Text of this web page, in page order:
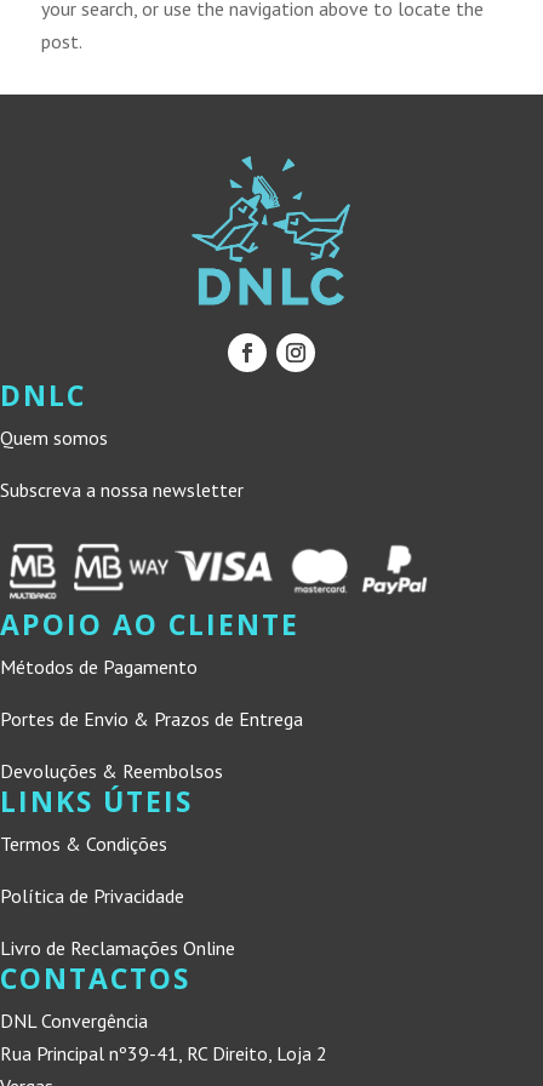
your search, or use the navigation above to locate the
post.
DNLC
Quem somos
Subscreva a nossa newsletter
APOIO AO CLIENTE
Métodos de Pagamento
Portes de Envio & Prazos de Entrega
Devoluções & Reembolsos
LINKS ÚTEIS
Termos & Condições
Política de Privacidade
Livro de Reclamações Online
CONTACTOS
DNL Convergência
Rua Principal nº39-41, RC Direito, Loja 2